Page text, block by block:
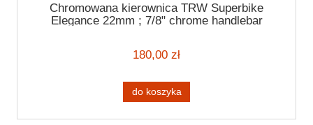
Chromowana kierownica TRW Superbike
Elegance 22mm ; 7/8" chrome handlebar
180,00 zł
do koszyka